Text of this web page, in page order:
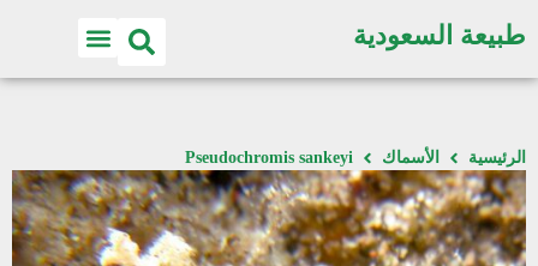
طبيعة السعودية
الرئيسية الأسماك Pseudochromis sankeyi